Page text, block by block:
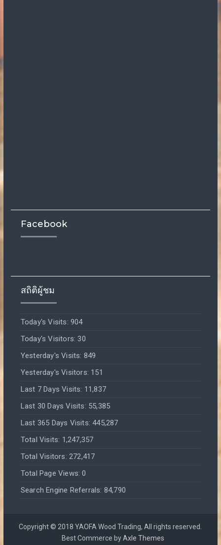
Facebook
สถิติผู้ชม
Today's Visits: 904
Today's Visitors:30
Yesterday's Visits: 849
Yesterday's Visitors: 151
Last 7 Days Visits: 11,837
Last 30 Days Visits: 55,385
Last 365 Days Visits:445,287
Total Visits: 1,247,357
Total Visitors: 272,417
Total Page Views:0
Search Engine Referrals: 84,790
Copyright © 2018 YAOFA Wood Trading, All rights reserved.
Best Commerce byAxle Themes